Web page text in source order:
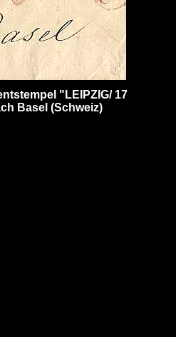
"LEIPZIG/ 17
Basel (Schweiz)